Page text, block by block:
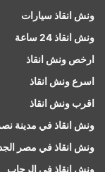
ونش انقاذ سيارات
ونش انقاذ 24 ساعة
ارخص ونش انقاذ
اسرع ونش انقاذ
اقرب ونش انقاذ
ونش انقاذ في مدينة
ونش انقاذ في مصر
ونش انقاذ في الرحاب